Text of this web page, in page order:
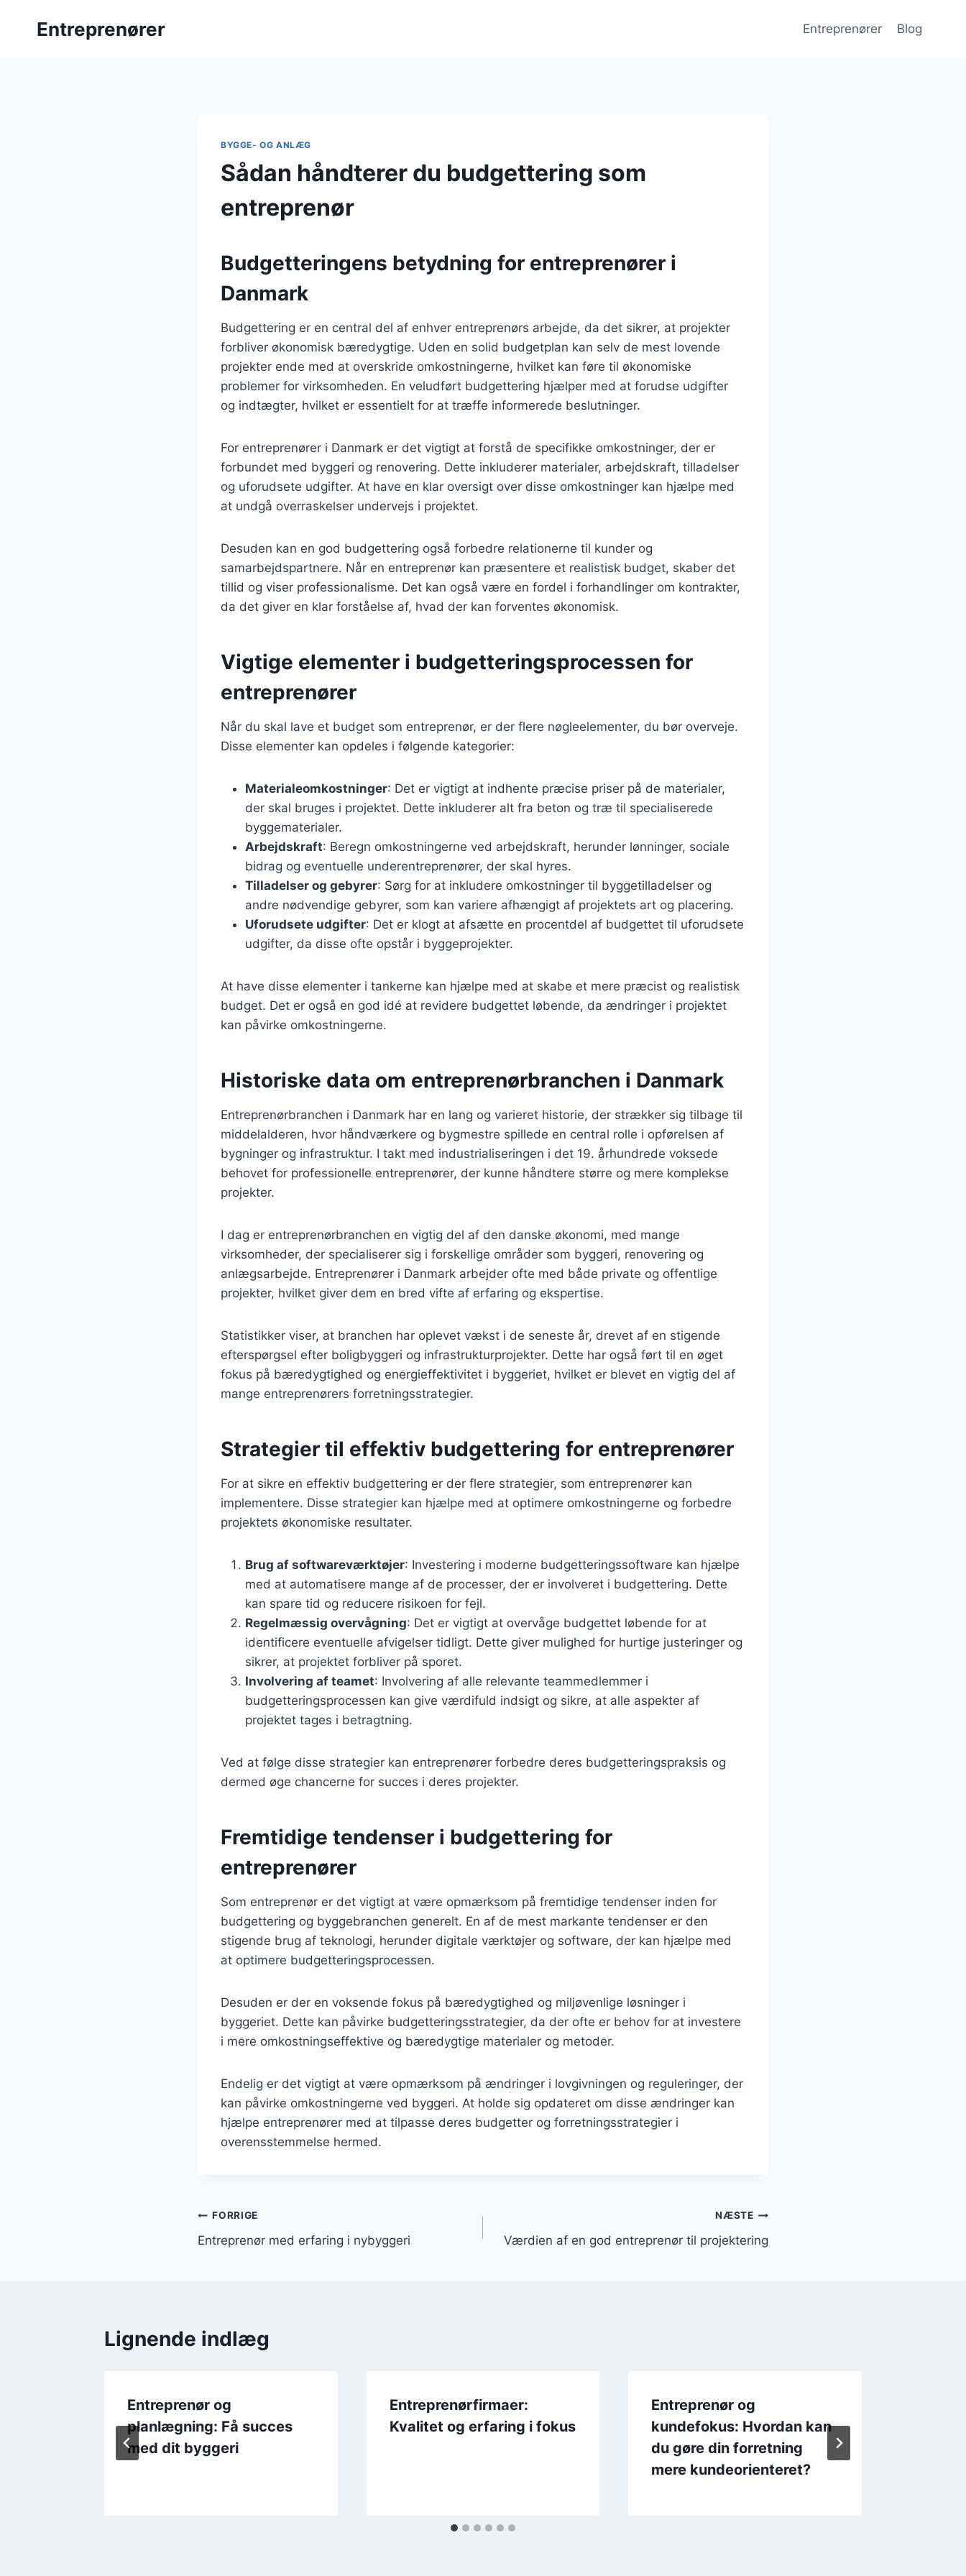
Entreprenører Entreprenører Blog
BYGGE- OG ANLÆG
Sådan håndterer du budgettering som
entreprenør
Budgetteringens betydning for entreprenører i
Danmark
Budgettering er en central del af enhver entreprenørs arbejde, da det sikrer, at projekter
forbliver økonomisk bæredygtige. Uden en solid budgetplan kan selv de mest lovende
projekter ende med at overskride omkostningerne, hvilket kan føre til økonomiske
problemer for virksomheden. En veludført budgettering hjælper med at forudse udgifter
og indtægter, hvilket er essentielt for at træffe informerede beslutninger.
For entreprenører i Danmark er det vigtigt at forstå de specifikke omkostninger, der er
forbundet med byggeri og renovering. Dette inkluderer materialer, arbejdskraft, tilladelser
og uforudsete udgifter. At have en klar oversigt over disse omkostninger kan hjælpe med
at undgå overraskelser undervejs i projektet.
Desuden kan en god budgettering også forbedre relationerne til kunder og
samarbejdspartnere. Når en entreprenør kan præsentere et realistisk budget, skaber det
tillid og viser professionalisme. Det kan også være en fordel i forhandlinger om kontrakter,
da det giver en klar forståelse af, hvad der kan forventes økonomisk.
Vigtige elementer i budgetteringsprocessen for
entreprenører
Når du skal lave et budget som entreprenør, er der flere nøgleelementer, du bør overveje.
Disse elementer kan opdeles i følgende kategorier:
Materialeomkostninger: Det er vigtigt at indhente præcise priser på de materialer,
der skal bruges i projektet. Dette inkluderer alt fra beton og træ til specialiserede
byggematerialer.
Arbejdskraft: Beregn omkostningerne ved arbejdskraft, herunder lønninger, sociale
bidrag og eventuelle underentreprenører, der skal hyres.
Tilladelser og gebyrer: Sørg for at inkludere omkostninger til byggetilladelser og
andre nødvendige gebyrer, som kan variere afhængigt af projektets art og placering.
Uforudsete udgifter: Det er klogt at afsætte en procentdel af budgettet til uforudsete
udgifter, da disse ofte opstår i byggeprojekter.
At have disse elementer i tankerne kan hjælpe med at skabe et mere præcist og realistisk
budget. Det er også en god idé at revidere budgettet løbende, da ændringer i projektet
kan påvirke omkostningerne.
Historiske data om entreprenørbranchen i Danmark
Entreprenørbranchen i Danmark har en lang og varieret historie, der strækker sig tilbage til
middelalderen, hvor håndværkere og bygmestre spillede en central rolle i opførelsen af
bygninger og infrastruktur. I takt med industrialiseringen i det 19. århundrede voksede
behovet for professionelle entreprenører, der kunne håndtere større og mere komplekse
projekter.
I dag er entreprenørbranchen en vigtig del af den danske økonomi, med mange
virksomheder, der specialiserer sig i forskellige områder som byggeri, renovering og
anlægsarbejde. Entreprenører i Danmark arbejder ofte med både private og offentlige
projekter, hvilket giver dem en bred vifte af erfaring og ekspertise.
Statistikker viser, at branchen har oplevet vækst i de seneste år, drevet af en stigende
efterspørgsel efter boligbyggeri og infrastrukturprojekter. Dette har også ført til en øget
fokus på bæredygtighed og energieffektivitet i byggeriet, hvilket er blevet en vigtig del af
mange entreprenørers forretningsstrategier.
Strategier til effektiv budgettering for entreprenører
For at sikre en effektiv budgettering er der flere strategier, som entreprenører kan
implementere. Disse strategier kan hjælpe med at optimere omkostningerne og forbedre
projektets økonomiske resultater.
Brug af softwareværktøjer: Investering i moderne budgetteringssoftware kan hjælpe
med at automatisere mange af de processer, der er involveret i budgettering. Dette
kan spare tid og reducere risikoen for fejl.
Regelmæssig overvågning: Det er vigtigt at overvåge budgettet løbende for at
identificere eventuelle afvigelser tidligt. Dette giver mulighed for hurtige justeringer og
sikrer, at projektet forbliver på sporet.
Involvering af teamet: Involvering af alle relevante teammedlemmer i
budgetteringsprocessen kan give værdifuld indsigt og sikre, at alle aspekter af
projektet tages i betragtning.
Ved at følge disse strategier kan entreprenører forbedre deres budgetteringspraksis og
dermed øge chancerne for succes i deres projekter.
Fremtidige tendenser i budgettering for
entreprenører
Som entreprenør er det vigtigt at være opmærksom på fremtidige tendenser inden for
budgettering og byggebranchen generelt. En af de mest markante tendenser er den
stigende brug af teknologi, herunder digitale værktøjer og software, der kan hjælpe med
at optimere budgetteringsprocessen.
Desuden er der en voksende fokus på bæredygtighed og miljøvenlige løsninger i
byggeriet. Dette kan påvirke budgetteringsstrategier, da der ofte er behov for at investere
i mere omkostningseffektive og bæredygtige materialer og metoder.
Endelig er det vigtigt at være opmærksom på ændringer i lovgivningen og reguleringer, der
kan påvirke omkostningerne ved byggeri. At holde sig opdateret om disse ændringer kan
hjælpe entreprenører med at tilpasse deres budgetter og forretningsstrategier i
overensstemmelse hermed.
Indlægsnavigation
FORRIGE
Entreprenør med erfaring i nybyggeri
NÆSTE
Værdien af en god entreprenør til projektering
Lignende indlæg
Entreprenør og
planlægning: Få succes
med dit byggeri
Entreprenørfirmaer:
Kvalitet og erfaring i fokus
Entreprenør og
kundefokus: Hvordan kan
du gøre din forretning
mere kundeorienteret?